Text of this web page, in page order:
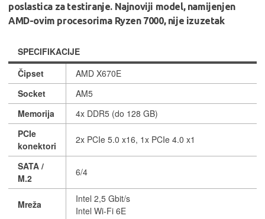
poslastica za testiranje. Najnoviji model, namijenjen
AMD-ovim procesorima Ryzen 7000, nije izuzetak
SPECIFIKACIJE
Čipset
AMD X670E
Socket
AM5
Memorija
4x DDR5 (do 128 GB)
PCIe
konektori
2x PCIe 5.0 x16, 1x PCIe 4.0 x1
SATA /
M.2
6/4
Mreža
Intel 2,5 Gbit/s
Intel Wi-Fi 6E